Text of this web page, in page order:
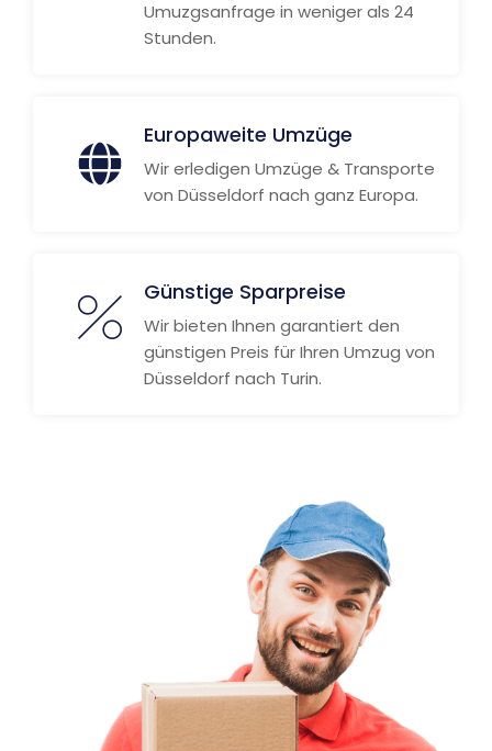
Umuzgsanfrage in weniger als 24
Stunden.
Europaweite Umzüge
Wir erledigen Umzüge & Transporte
von Düsseldorf nach ganz Europa.
Günstige Sparpreise
Wir bieten Ihnen garantiert den
günstigen Preis für Ihren Umzug von
Düsseldorf nach Turin.